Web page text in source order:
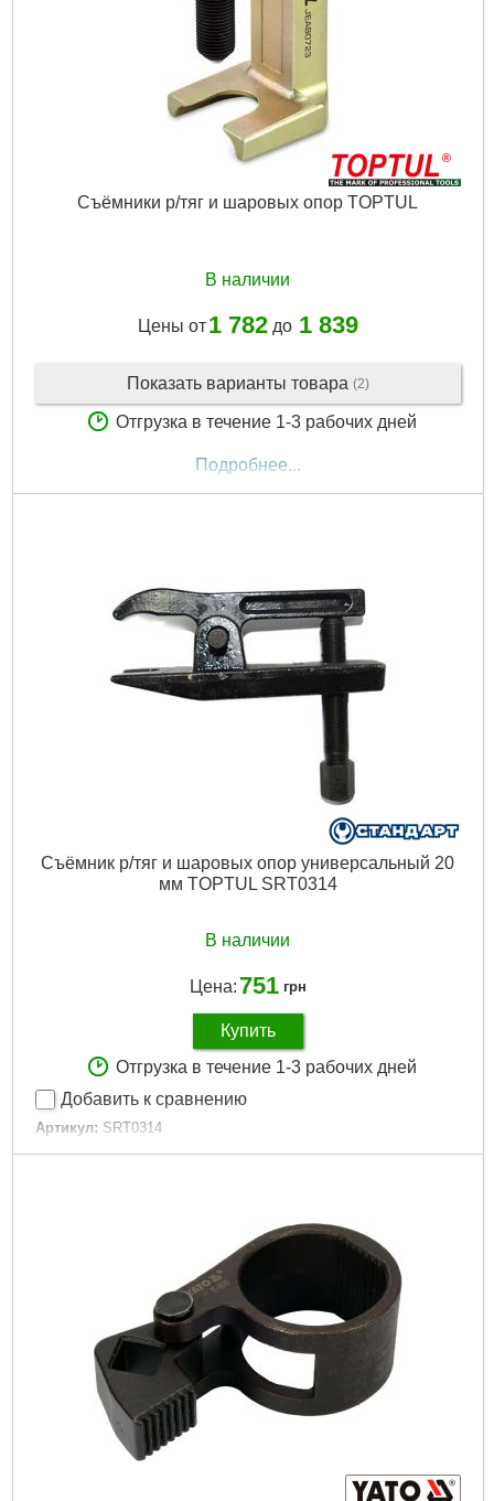
Съёмники р/тяг и шаровых опор TOPTUL
В наличии
Цены от 1 782до 1 839
Показать варианты товара (2)
Отгрузка в течение 1-3 рабочих дней
Подробнее...
Съёмник р/тяг и шаровых опор универсальный 20
мм TOPTUL SRT0314
В наличии
Цена: 751 грн
Купить
Отгрузка в течение 1-3 рабочих дней
Добавить к сравнению
Артикул: SRT0314
Код товара: 11.20.14
Подробнее...